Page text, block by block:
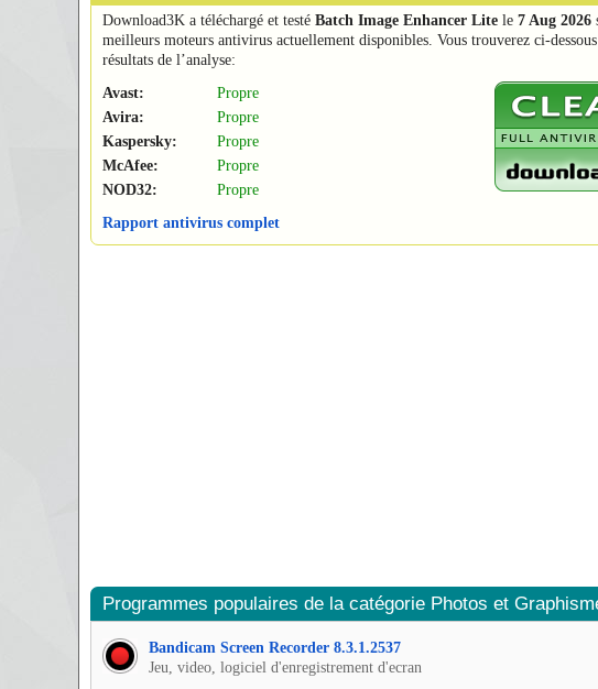
Download3K a téléchargé et testé Batch Image Enhancer Lite le 7 Aug 2026
meilleurs moteurs antivirus actuellement disponibles. Vous trouverez ci-
résultats de l’analyse:
Avast:
Propre
Avira:
Propre
Kaspersky:
Propre
McAfee:
Propre
NOD32:
Propre
Rapport antivirus complet
Programmes populaires de la catégorie Photos et
Bandicam Screen Recorder 8.3.1.2537
Jeu, video, logiciel d'enregistrement d'ecran